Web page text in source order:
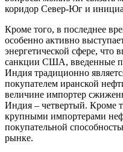
коридор Север-Юг и
Кроме того, в последнее
особенно активно
энергетической сфере, что
санкции США, введенные
Индия традиционно
покупателем иранской
величине импортер
Индия – четвертый. Кроме
крупными импортерами
покупательной
рынке.